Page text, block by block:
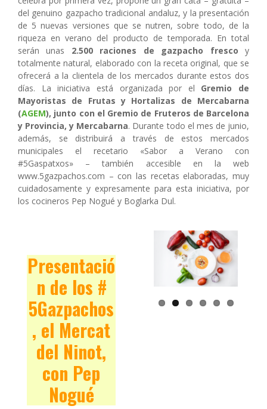
del genuino gazpacho tradicional andaluz, y la presentación
de 5 nuevas versiones que se nutren, sobre todo, de la
riqueza en verano del producto de temporada. En total
serán unas 2.500 raciones de gazpacho frescoy
totalmente natural, elaborado con la receta original, que se
ofrecerá a la clientela de los mercados durante estos dos
días. La iniciativa está organizada por el Gremio de
Mayoristas de Frutas y Hortalizas de Mercabarna
(AGEM), junto con el Gremio de Fruteros de Barcelona
y Provincia, y Mercabarna. Durante todo el mes de junio,
además, se distribuirá a través de estos mercados
municipales el recetario «Sabor a Verano con
#5Gaspatxos» – también accesible en la web
www.5gazpachos.com – con las recetas elaboradas, muy
cuidadosamente y expresamente para esta iniciativa, por
los cocineros Pep Nogué y Boglarka Dul.
Presentació
n de los #
5Gazpachos
, el Mercat
del Ninot,
con Pep
Nogué